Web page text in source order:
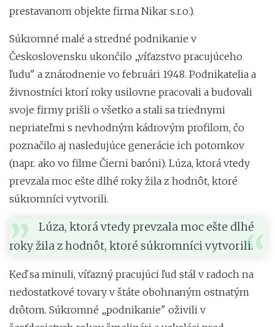
prestavanom objekte firma Nikar s.r.o.).
Súkromné malé a stredné podnikanie v
Československu ukončilo „víťazstvo pracujúceho
ľudu" a znárodnenie vo februári 1948. Podnikatelia a
živnostníci ktorí roky usilovne pracovali a budovali
svoje firmy prišli o všetko a stali sa triednymi
nepriateľmi s nevhodným kádrovým profilom, čo
poznačilo aj nasledujúce generácie ich potomkov
(napr. ako vo filme Čierni baróni). Lúza, ktorá vtedy
prevzala moc ešte dlhé roky žila z hodnôt, ktoré
súkromníci vytvorili.
Lúza, ktorá vtedy prevzala moc ešte dlhé
roky žila z hodnôt, ktoré súkromníci vytvorili.
Keď sa minuli, víťazný pracujúci ľud stál v radoch na
nedostatkové tovary v štáte obohnaným ostnatým
drôtom. Súkromné „podnikanie" oživili v